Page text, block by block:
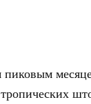
пиковым